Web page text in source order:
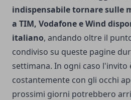
indispensabile tornare sulle
a TIM, Vodafone e Wind
italiano, andando oltre il
condiviso su queste pagine
settimana. In ogni caso l'invito
costantemente con gli occhi
prossimi giorni potrebbero